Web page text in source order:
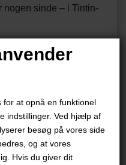
at opnå en funktionel
indstillinger. Ved hjælp af
besøg på vores side
og at vores
Hvis du giver dit
nogen sinde – i Tintin-
blændende
i Castafiores juveler,
som album på fransk i
i 1967.
Hergé en mand, der